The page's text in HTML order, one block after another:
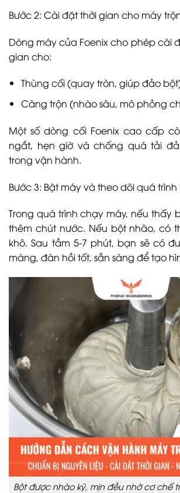
Bước 2: Cài đặt thời gian cho máy
Dòng máy của Foenix cho phép cài
gian cho:
Thùng cối (quay tròn, giúp đảo
Càng trộn (nhào sâu, mô phỏng
Một số dòng cối Foenix cao cấp
ngắt, hẹn giờ và chống quá tải
trong vận hành.
Bước 3: Bật máy và theo dõi quá
Trong quá trình chạy máy, nếu thấy
thêm chút nước. Nếu bột nhão, có
khô. Sau tầm 5-7 phút, bạn sẽ có
màng, đàn hồi tốt, sẵn sàng để tạo
Bột được nhào kỹ, mịn đều nhờ cơ chế